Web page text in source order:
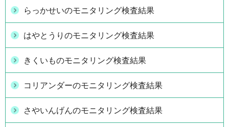
らっかせいのモニタリング検査結果
はやとうりのモニタリング検査結果
きくいものモニタリング検査結果
コリアンダーのモニタリング検査結果
さやいんげんのモニタリング検査結果